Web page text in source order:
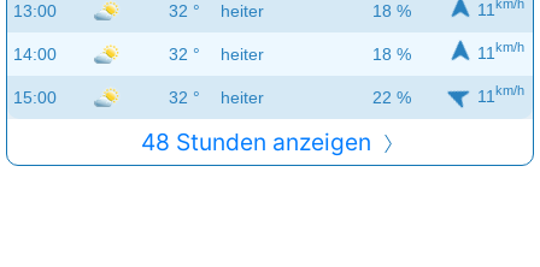
13:00 32 ° heiter 18 % 11 km/h
14:00 32 ° heiter 18 % 11 km/h
15:00 32 ° heiter 22 % 11 km/h
48 Stunden anzeigen